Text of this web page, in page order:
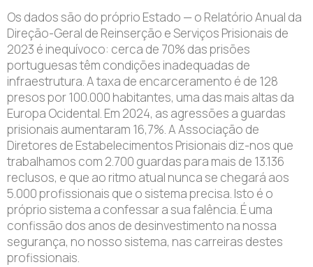
Os dados são do próprio Estado — o Relatório Anual da
Direção-Geral de Reinserção e Serviços Prisionais de
2023 é inequívoco: cerca de 70% das prisões
portuguesas têm condições inadequadas de
infraestrutura. A taxa de encarceramento é de 128
presos por 100.000 habitantes, uma das mais altas da
Europa Ocidental. Em 2024, as agressões a guardas
prisionais aumentaram 16,7%. A Associação de
Diretores de Estabelecimentos Prisionais diz-nos que
trabalhamos com 2.700 guardas para mais de 13.136
reclusos, e que ao ritmo atual nunca se chegará aos
5.000 profissionais que o sistema precisa. Isto é o
próprio sistema a confessar a sua falência. É uma
confissão dos anos de desinvestimento na nossa
segurança, no nosso sistema, nas carreiras destes
profissionais.